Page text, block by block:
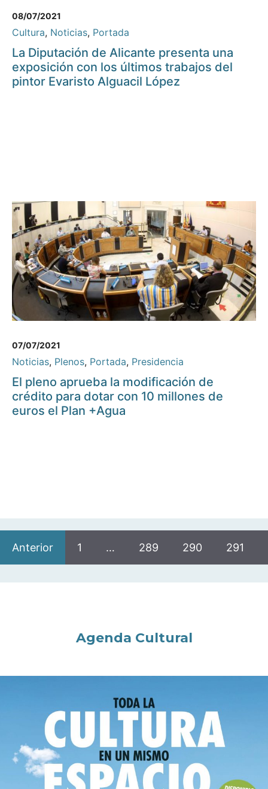
08/07/2021
Cultura, Noticias, Portada
La Diputación de Alicante presenta una
exposición con los últimos trabajos del
pintor Evaristo Alguacil López
07/07/2021
Noticias, Plenos, Portada, Presidencia
El pleno aprueba la modificación de
crédito para dotar con 10 millones de
euros el Plan +Agua
Anterior 1 … 289 290 291
Agenda Cultural